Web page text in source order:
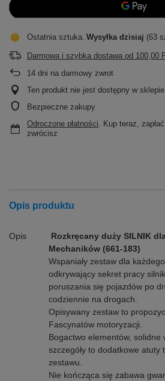
Ostatnia sztuka Wysyłka dzisiaj (63
Darmowa i szybka dostawa od 100,00
14 dni na darmowy zwrot
Ten produkt nie jest dostępny w
Bezpieczne zakupy
Odroczone płatności. Kup teraz,
zwrócisz
Opis produktu
Opis
Rozkręcany duży SILNIK
Mechaników (661-183)
Wspaniały zestaw dla
odkrywający sekret pracy
poruszania się pojazdów po
codziennie na drogach.
Opisywany zestaw to
Fascynatów motoryzacji.
Bogactwo elementów, solidne
szczegóły to dodatkowe atuty
zestawu.
Nie kończąca się zabawa